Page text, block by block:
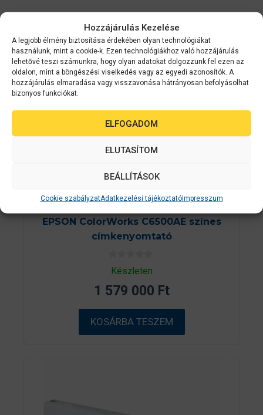
Hozzájárulás Kezelése
A legjobb élmény biztosítása érdekében olyan technológiákat
használunk, mint a cookie-k. Ezen technológiákhoz való hozzájárulás
lehetővé teszi számunkra, hogy olyan adatokat dolgozzunk fel ezen az
oldalon, mint a böngészési viselkedés vagy az egyedi azonosítók. A
hozzájárulás elmaradása vagy visszavonása hátrányosan befolyásolhat
bizonyos funkciókat.
ELFOGADOM
ELUTASÍTOM
BEÁLLÍTÁSOK
Cookie szabályzatAdatkezelési tájékoztatóImpresszum
Epson C31CH77102
EPSON ColorWorks C6500AE színes
címkenyomtató
0
a
5
b
ő
l
Készleten
1 579 000 Ft
KOSÁRBA TESZEM